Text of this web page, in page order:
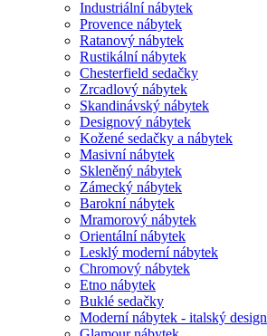
Industriální nábytek
Provence nábytek
Ratanový nábytek
Rustikální nábytek
Chesterfield sedačky
Zrcadlový nábytek
Skandinávský nábytek
Designový nábytek
Kožené sedačky a nábytek
Masivní nábytek
Skleněný nábytek
Zámecký nábytek
Barokní nábytek
Mramorový nábytek
Orientální nábytek
Lesklý moderní nábytek
Chromový nábytek
Etno nábytek
Buklé sedačky
Moderní nábytek - italský design